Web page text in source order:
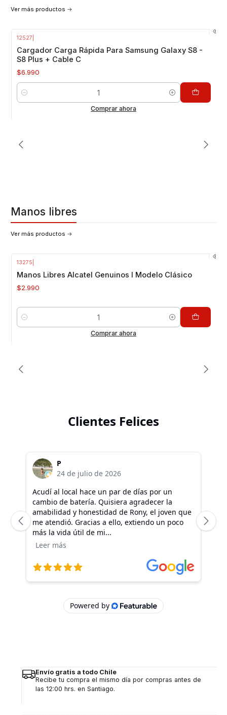
Ver más productos
12527
Cargador Carga Rápida Para Samsung Galaxy S8 -
S8 Plus + Cable C
$6.990
Cantidad
Comprar ahora
Manos libres
Ver más productos
13275
Manos Libres Alcatel Genuinos I Modelo Clásico
$2.990
Cantidad
Comprar ahora
Envío gratis a todo Chile
Recibe tu compra el mismo día por compras antes de
las 12:00 hrs. en Santiago.